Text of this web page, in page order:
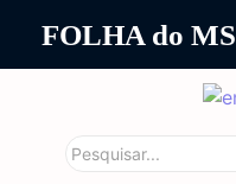
FOLHA do MS